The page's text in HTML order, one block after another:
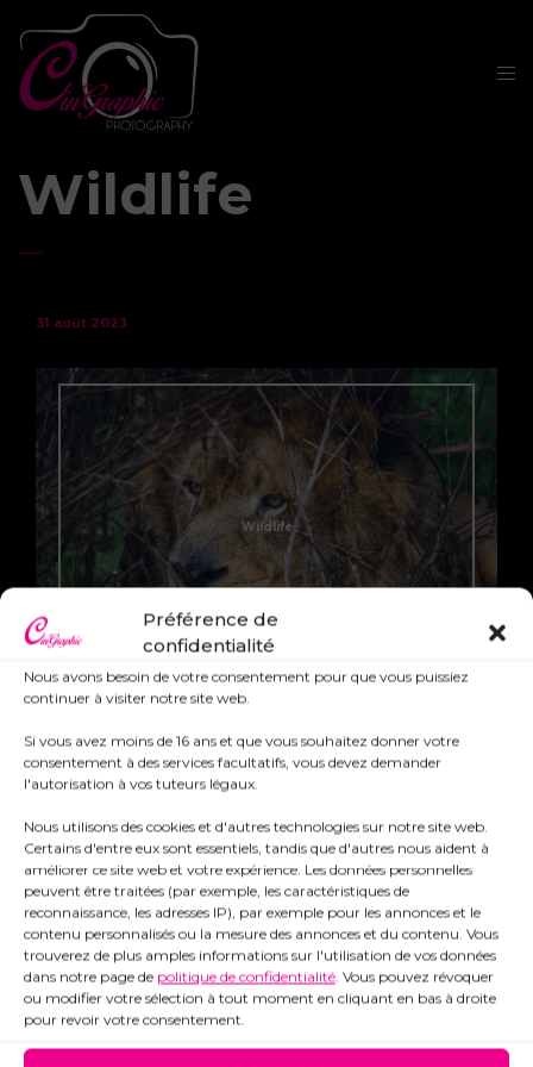
Préférence de
confidentialité
Nous avons besoin de votre consentement pour que vous puissiez
continuer à visiter notre site web.
Si vous avez moins de 16 ans et que vous souhaitez donner votre
consentement à des services facultatifs, vous devez demander
l'autorisation à vos tuteurs légaux.
Nous utilisons des cookies et d'autres technologies sur notre site web.
Certains d'entre eux sont essentiels, tandis que d'autres nous aident à
améliorer ce site web et votre expérience. Les données personnelles
peuvent être traitées (par exemple, les caractéristiques de
reconnaissance, les adresses IP), par exemple pour les annonces et le
contenu personnalisés ou la mesure des annonces et du contenu. Vous
trouverez de plus amples informations sur l'utilisation de vos données
dans notre page de politique de confidentialité. Vous pouvez révoquer
ou modifier votre sélection à tout moment en cliquant en bas à droite
pour revoir votre consentement.
Wildlife
31 août 2023
Wildlife
0 likes
facebook instagram